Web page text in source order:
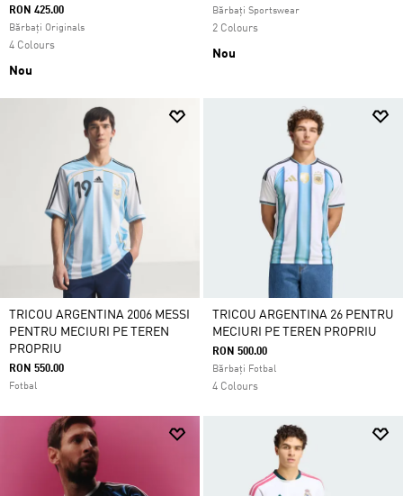
RON 425.00
Bărbați Originals
4 Colours
Nou
Bărbați Sportswear
2 Colours
Nou
TRICOU ARGENTINA 2006 MESSI
PENTRU MECIURI PE TEREN
PROPRIU
RON 550.00
Fotbal
TRICOU ARGENTINA 26 PENTRU
MECIURI PE TEREN PROPRIU
RON 500.00
Bărbați Fotbal
4 Colours